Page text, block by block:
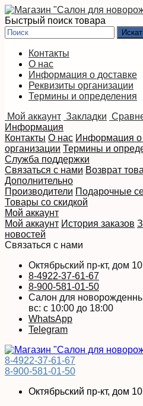
Быстрый поиск товара
Контакты
О нас
Информация о доставке
Реквизиты организации
Термины и определения
Мой аккаунт Закладки
Информация
Контакты О нас Информация о
организации Термины и
Служба поддержки
Связаться с нами Возврат
Дополнительно
Производители Подарочные
Товары со скидкой
Мой аккаунт
Мой аккаунт История заказов
новостей
Связаться с нами
Октябрьский пр-кт, дом
8-4922-37-61-67
8-900-581-01-50
Салон для
вс: с 10:00 до 18:00
WhatsApp
Telegram
8-4922-37-61-67
8-900-581-01-50
Октябрьский пр-кт, дом